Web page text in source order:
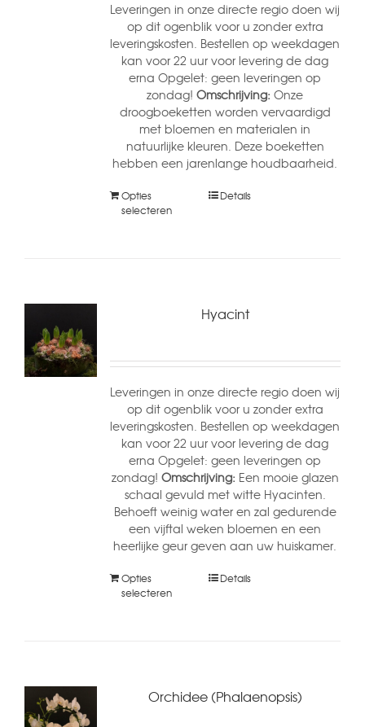
Leveringen in onze directe regio doen wij
op dit ogenblik voor u zonder extra
leveringskosten. Bestellen op weekdagen
kan voor 22 uur voor levering de dag
erna Opgelet: geen leveringen op
zondag!Omschrijving: Onze
droogboeketten worden vervaardigd
met bloemen en materialen in
natuurlijke kleuren. Deze boeketten
hebben een jarenlange houdbaarheid.
Opties
selecteren
Details
Hyacint
Leveringen in onze directe regio doen wij
op dit ogenblik voor u zonder extra
leveringskosten. Bestellen op weekdagen
kan voor 22 uur voor levering de dag
erna Opgelet: geen leveringen op
zondag! Omschrijving: Een mooie glazen
schaal gevuld met witte Hyacinten.
Behoeft weinig water en zal gedurende
een vijftal weken bloemen en een
heerlijke geur geven aan uw huiskamer.
Opties
selecteren
Details
Orchidee (Phalaenopsis)